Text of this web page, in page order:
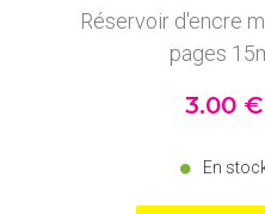
Réservoir d'encre
pages
3.00 €
En